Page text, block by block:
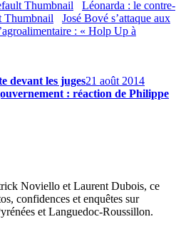
Léonarda : le contre-
José Bové s’attaque aux
: « Holp Up à
devant les juges21 août 2014
: réaction de Philippe
Noviello et Laurent Dubois, ce
confidences et enquêtes sur
et Languedoc-Roussillon.